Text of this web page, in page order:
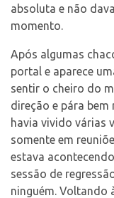
absoluta e não
momento.
Após algumas
portal e aparece
sentir o cheiro do
direção e pára bem
havia vivido várias
somente em
estava
sessão de
ninguém. Voltando